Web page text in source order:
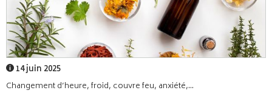
14 juin 2025
Changement d’heure, froid, couvre feu, anxiété,...